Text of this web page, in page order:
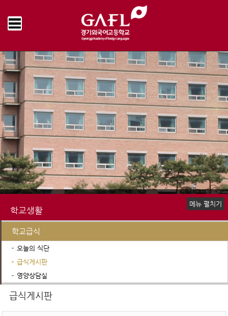
학교생활
신입생 안내
학교급식
오늘의 식단
급식게시판
영양상담실
행정서비스
학교운영위원회
메뉴 펼치기
급식게시판